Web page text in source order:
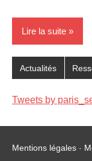
Lire la suite
Actualités
Tweets by
Mentions légales -